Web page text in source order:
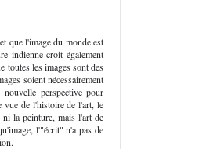
que l'image du monde est
indienne croit également
toutes les images sont des
soient nécessairement
perspective pour
vue de l'histoire de l'art, le
la peinture, mais l'art de
l'"écrit" n'a pas de